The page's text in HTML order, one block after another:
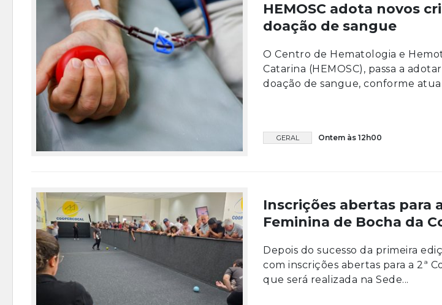
HEMOSC adota novos
doação de sangue
O Centro de Hematologia e
Catarina (HEMOSC), passa a
doação de sangue, conforme
GERAL Ontem às 12h00
Inscrições abertas para
Feminina de Bocha da
Depois do sucesso da primeira
com inscrições abertas para a 2ª
que será realizada na Sede...